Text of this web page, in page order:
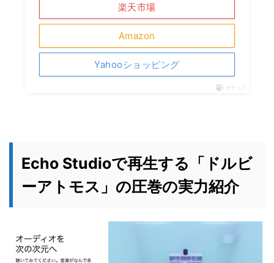
Amazon
楽天市場
Yahooショッピング
ポチップ
Echo Studioで再生する「ドルビ
ーアトモス」の圧巻の実力紹介